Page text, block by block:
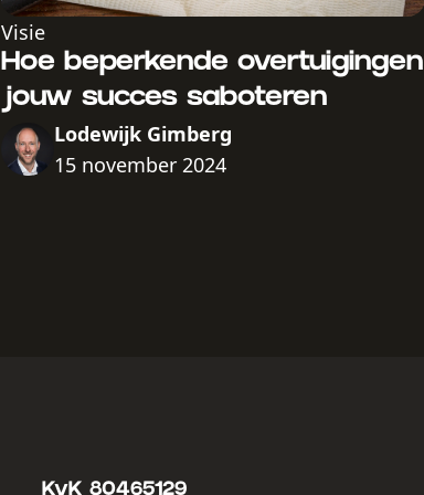
Visie
Hoe beperkende overtuigingen
jouw succes saboteren
Lodewijk Gimberg
15 november 2024